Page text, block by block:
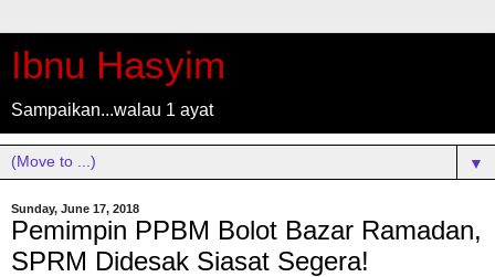
Ibnu Hasyim
Sampaikan...walau 1 ayat
▼
Sunday, June 17, 2018
Pemimpin PPBM Bolot Bazar Ramadan,
SPRM Didesak Siasat Segera!